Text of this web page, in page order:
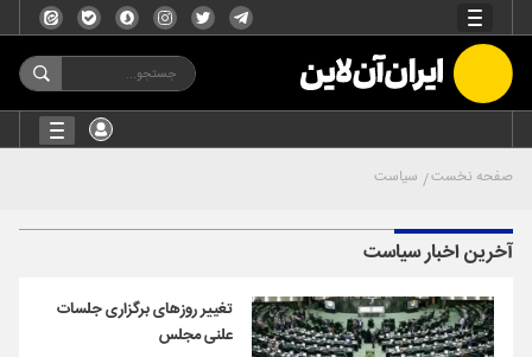
صفحه نخست سیاست
آخرین اخبار سیاست
تغییر روزهای برگزاری جلسات
علنی مجلس